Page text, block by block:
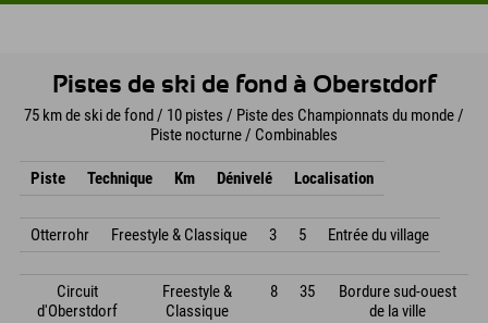
Pistes de ski de fond à Oberstdorf
75 km de ski de fond / 10 pistes / Piste des Championnats du monde /
Piste nocturne / Combinables
Piste Technique Km Dénivelé Localisation
Otterrohr Freestyle & Classique 3 5 Entrée du village
Circuit
d'Oberstdorf
Freestyle &
Classique
8 35
Bordure sud-ouest
de la ville